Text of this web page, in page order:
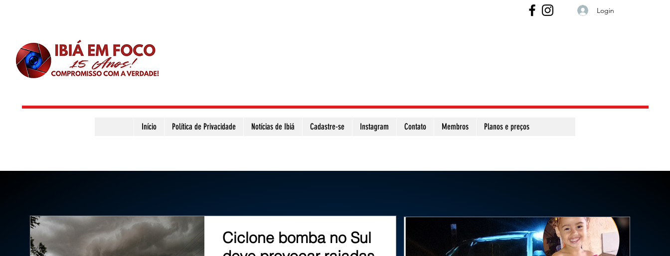
Login
Início Política de Privacidade Notícias de Ibiá Cadastre-se Instagram Contato Membros Planos e preços
Ciclone bomba no Sul